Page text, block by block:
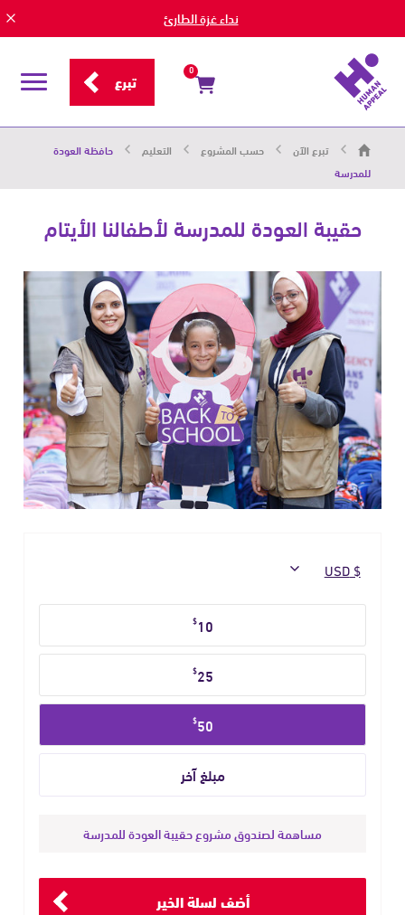
نداء غزة الطارئ
0 تبرع
قائمة
هيومان
أبيل
حاضرون
من
تبرع الآن حسب المشروع التعليم
حافظة العودة
للمدرسة
حقيبة العودة للمدرسة لأطفالنا الأيتام
حدد
التبرع
$10
$25
$50
مساهمة لصندوق مشروع حقيبة العودة للمدرسة
أضف لسلة الخير